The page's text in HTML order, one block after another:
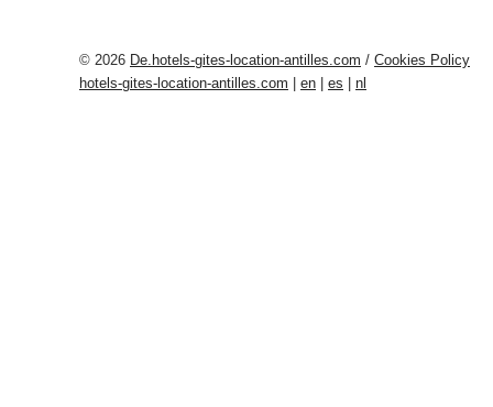
© 2026 De.hotels-gites-location-antilles.com / Cookies Policy
hotels-gites-location-antilles.com
en es nl